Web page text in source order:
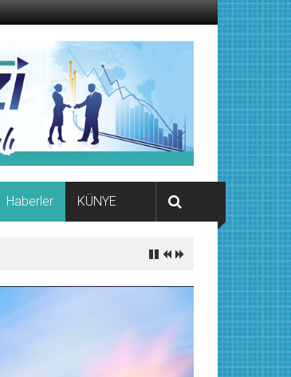
Haberler KÜNYE